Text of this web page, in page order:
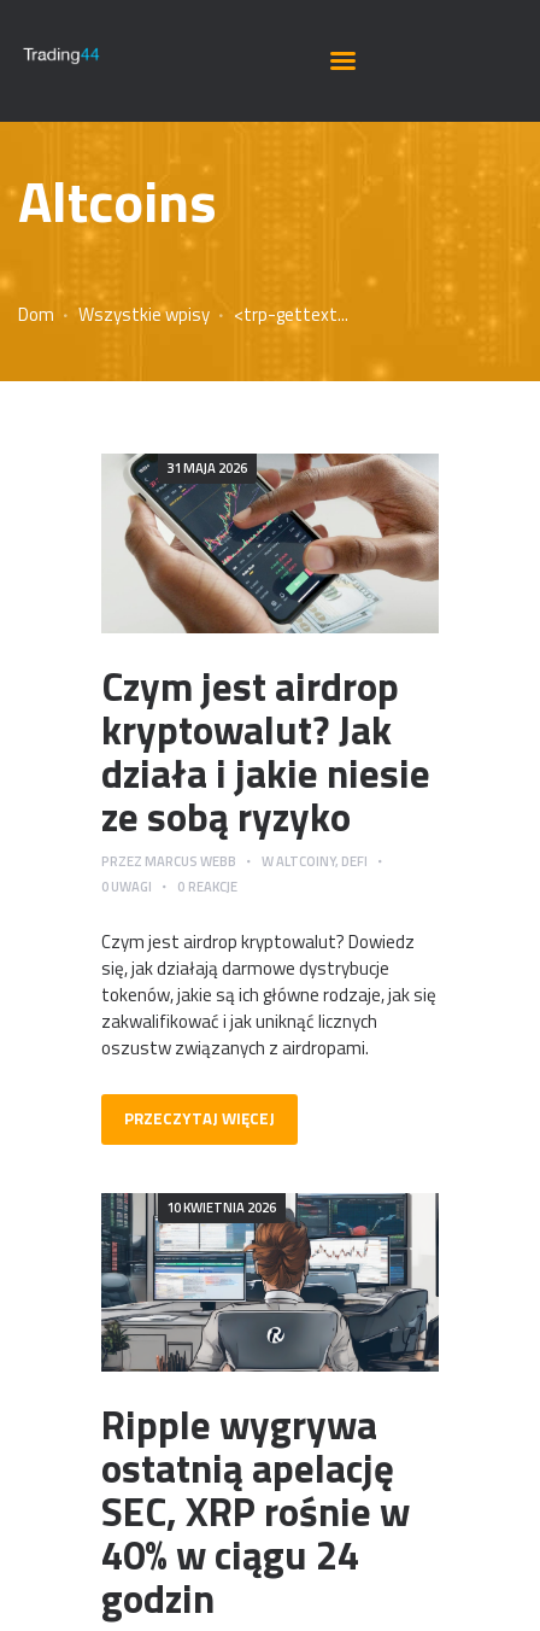
Altcoins
Dom Wszystkie wpisy <trp-gettext...
31 MAJA 2026
Czym jest airdrop
kryptowalut? Jak
działa i jakie niesie
ze sobą ryzyko
PRZEZ MARCUS WEBB WALTCOINY, DEFI
0UWAGI 0 REAKCJE
Czym jest airdrop kryptowalut? Dowiedz
się, jak działają darmowe dystrybucje
tokenów, jakie są ich główne rodzaje, jak się
zakwalifikować i jak uniknąć licznych
oszustw związanych z airdropami.
PRZECZYTAJ WIĘCEJ
10 KWIETNIA 2026
Ripple wygrywa
ostatnią apelację
SEC, XRP rośnie w
40% w ciągu 24
godzin